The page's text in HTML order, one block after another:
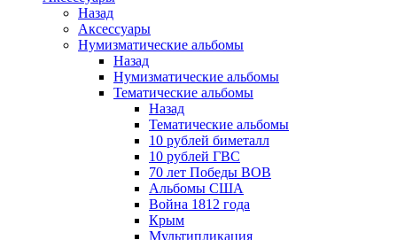
Назад
Аксессуары
Нумизматические альбомы
Назад
Нумизматические альбомы
Тематические альбомы
Назад
Тематические альбомы
10 рублей биметалл
10 рублей ГВС
70 лет Победы ВОВ
Альбомы США
Война 1812 года
Крым
Мультипликация